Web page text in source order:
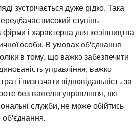
зустрічається дуже рідко. Така
високий ступінь
фірми і характерна для керівництва
особи. В умовах об'єднання
в тому, що важко забезпечити
управління, важко
і визначати відповідальність за
без важелів управління, які
служби, не може обійтись